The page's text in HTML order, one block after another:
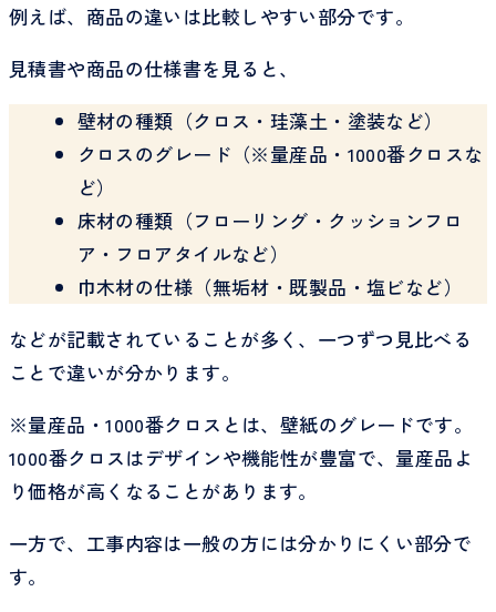
例えば、商品の違いは比較しやすい部分です。
見積書や商品の仕様書を見ると、
壁材の種類（クロス・珪藻土・塗装など）
クロスのグレード（※量産品・1000番クロスな
ど）
床材の種類（フローリング・クッションフロ
ア・フロアタイルなど）
巾木材の仕様（無垢材・既製品・塩ビなど）
などが記載されていることが多く、一つずつ見比べる
ことで違いが分かります。
※量産品・1000番クロスとは、壁紙のグレードです。
1000番クロスはデザインや機能性が豊富で、量産品よ
り価格が高くなることがあります。
一方で、工事内容は一般の方には分かりにくい部分で
す。